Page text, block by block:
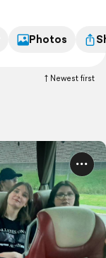
Photos
Newest first